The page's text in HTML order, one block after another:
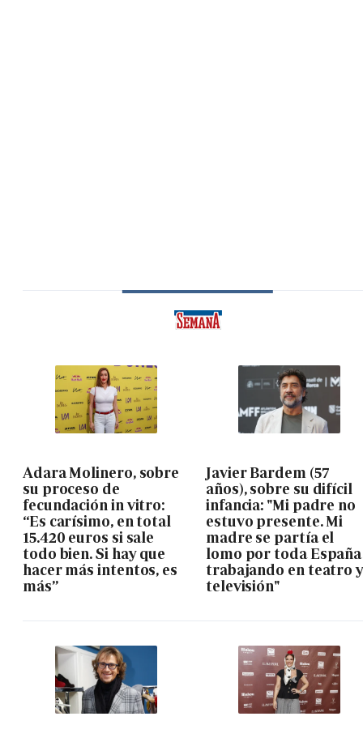
Adara Molinero, sobre
su proceso de
fecundación in vitro:
“Es carísimo, en total
15.420 euros si sale
todo bien. Si hay que
hacer más intentos, es
más”
Javier Bardem (57
años), sobre su difícil
infancia: "Mi padre no
estuvo presente. Mi
madre se partía el
lomo por toda España
trabajando en teatro
televisión"